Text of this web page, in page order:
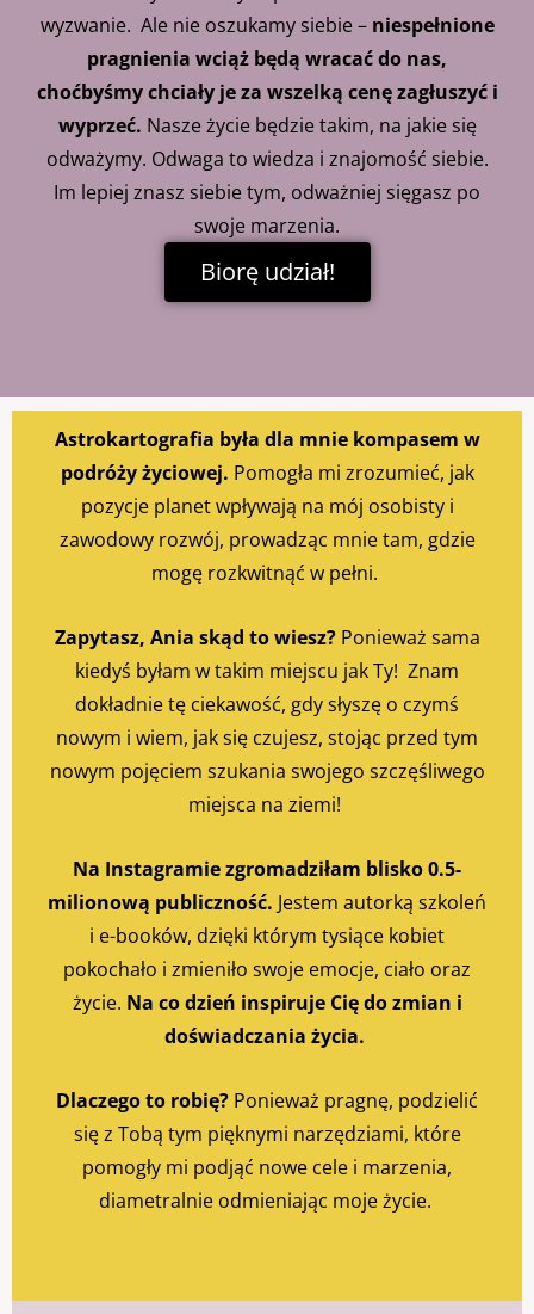
wyzwanie. Ale nie oszukamy siebie – niespełnione
pragnienia wciąż będą wracać do nas,
choćbyśmy chciały je za wszelką cenę zagłuszyć i
wyprzeć. Nasze życie będzie takim, na jakie się
odważymy. Odwaga to wiedza i znajomość siebie.
Im lepiej znasz siebie tym, odważniej sięgasz po
swoje marzenia.
Biorę udział!
Astrokartografia była dla mnie kompasem w
podróży życiowej. Pomogła mi zrozumieć, jak
pozycje planet wpływają na mój osobisty i
zawodowy rozwój, prowadząc mnie tam, gdzie
mogę rozkwitnąć w pełni.
Zapytasz, Ania skąd to wiesz?Ponieważ sama
kiedyś byłam w takim miejscu jak Ty! Znam
dokładnie tę ciekawość, gdy słyszę o czymś
nowym i wiem, jak się czujesz, stojąc przed tym
nowym pojęciem szukania swojego szczęśliwego
miejsca na ziemi!
Na Instagramie zgromadziłam blisko 0.5-
milionową publiczność. Jestem autorką szkoleń
i e-booków, dzięki którym tysiące kobiet
pokochało i zmieniło swoje emocje, ciało oraz
życie. Na co dzień inspiruje Cię do zmian i
doświadczania życia.
Dlaczego to robię? Ponieważ pragnę, podzielić
się z Tobą tym pięknymi narzędziami, które
pomogły mi podjąć nowe cele i marzenia,
diametralnie odmieniając moje życie.